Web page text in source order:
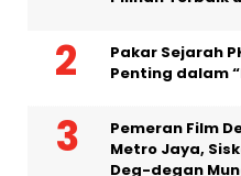
Pemeran Film
Metro Jaya,
NABR: Untuk